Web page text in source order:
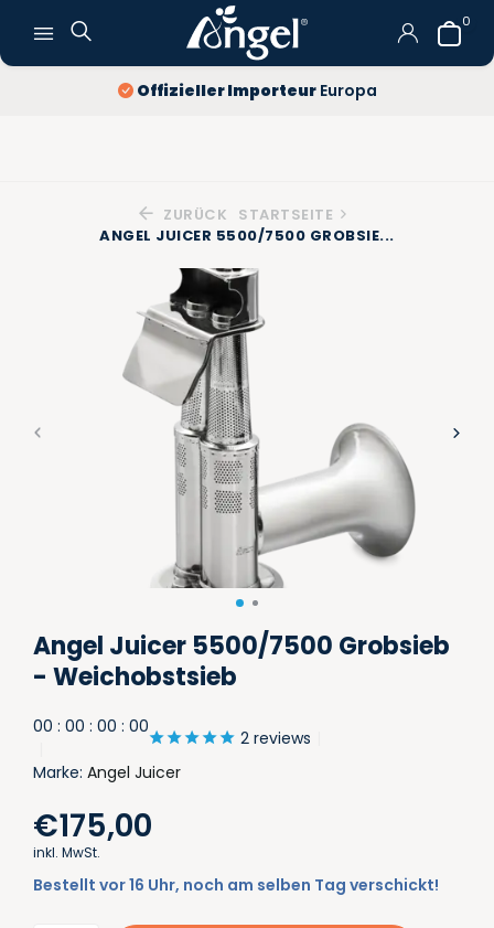
0
Offizieller Importeur Europa
ZURÜCK
STARTSEITE
ANGEL JUICER 5500/7500 GROBSIE...
Angel Juicer 5500/7500 Grobsieb
- Weichobstsieb
00 : 00 : 00 : 00
2 reviews
Marke: Angel Juicer
€175,00
inkl. MwSt.
Bestellt vor 16 Uhr, noch am selben Tag verschickt!